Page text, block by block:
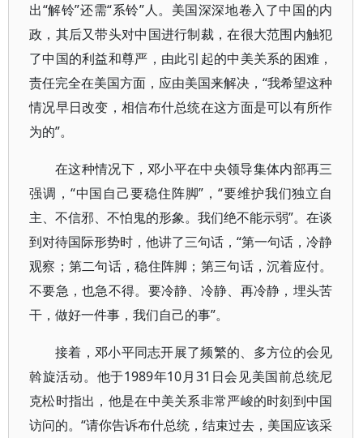
出“解铃”还需“系铃”人。美国深深地卷入了中国的内
政，其后又带头对中国进行制裁，在很大范围内触犯
了中国的利益和尊严，由此引起的中美关系的困难，
责任完全在美国方面，应由美国来解决，“我希望这种
情况早日改变，相信布什总统在这方面是可以有所作
为的”。
在这种情况下，邓小平在中央领导集体内部再三
强调，“中国自己要稳住阵脚”，“要维护我们独立自
主、不信邪、不怕鬼的形象。我们绝不能示弱”。在谈
到对待国际形势时，他讲了三句话，“第一句话，冷静
观察；第二句话，稳住阵脚；第三句话，沉着应付。
不要急，也急不得。要冷静、冷静、再冷静，埋头苦
干，做好一件事，我们自己的事”。
接着，邓小平同志开展了频繁的、多方位的会见
斡旋活动。他于1989年10月31日会见美国前总统尼
克松时指出，他是在中美关系非常严峻的时刻到中国
访问的。“请你告诉布什总统，结束过去，美国应该采